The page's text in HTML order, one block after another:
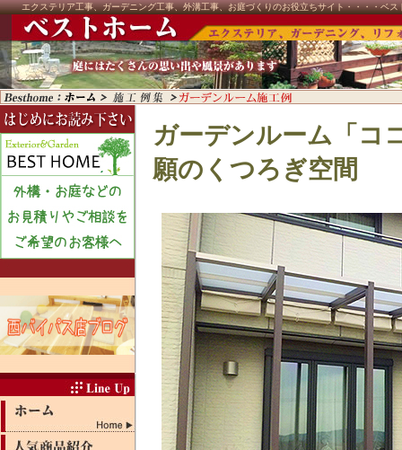
エクステリア工事、ガーデニング工事、外溝工事、お庭づくりのお役立ちサイト・・・・ベス
ガーデンルーム「コ
願のくつろぎ空間